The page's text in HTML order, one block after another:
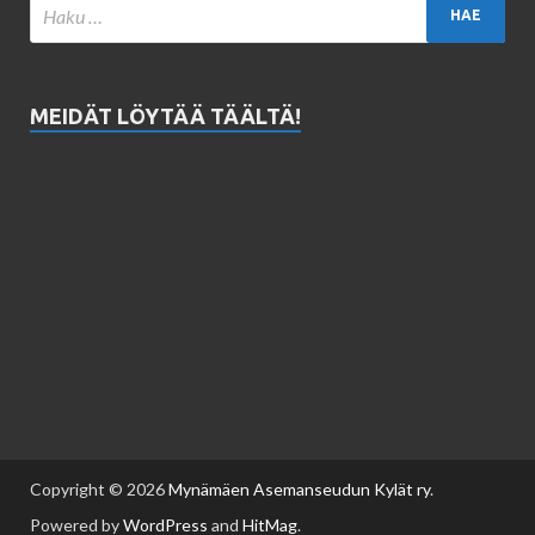
MEIDÄT LÖYTÄÄ TÄÄLTÄ!
Copyright © 2026Mynämäen Asemanseudun Kylät ry.
Powered byWordPress and HitMag.